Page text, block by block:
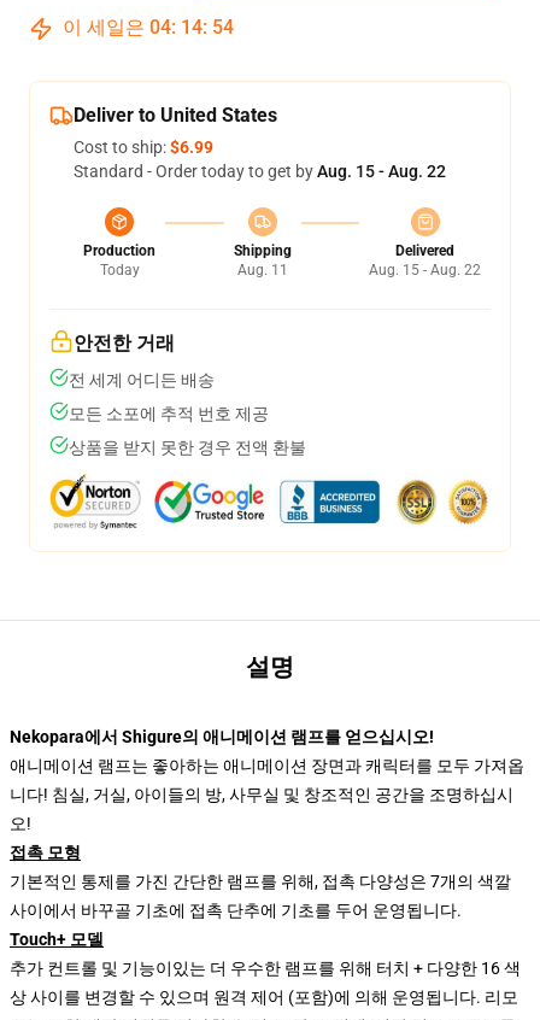
이 세일은 04: 14: 54
Deliver to United States
Cost to ship:$6.99
Standard - Order today to get byAug. 15 - Aug. 22
Production
Today
Shipping
Aug. 11
Delivered
Aug. 15 - Aug. 22
안전한 거래
전 세계 어디든 배송
모든 소포에 추적 번호 제공
상품을 받지 못한 경우 전액 환불
설명
Nekopara에서 Shigure의 애니메이션 램프를 얻으십시오!
애니메이션 램프는 좋아하는 애니메이션 장면과 캐릭터를 모두 가져옵
니다! 침실, 거실, 아이들의 방, 사무실 및 창조적인 공간을 조명하십시
오!
접촉 모형
기본적인 통제를 가진 간단한 램프를 위해, 접촉 다양성은 7개의 색깔
사이에서 바꾸골 기초에 접촉 단추에 기초를 두어 운영됩니다.
Touch+ 모델
추가 컨트롤 및 기능이있는 더 우수한 램프를 위해 터치 + 다양한 16 색
상 사이를 변경할 수 있으며 원격 제어 (포함)에 의해 운영됩니다. 리모